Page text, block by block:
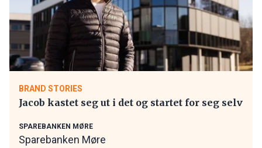
BRAND STORIES
Jacob kastet seg ut i det og startet for seg selv
SPAREBANKEN MØRE
Sparebanken Møre